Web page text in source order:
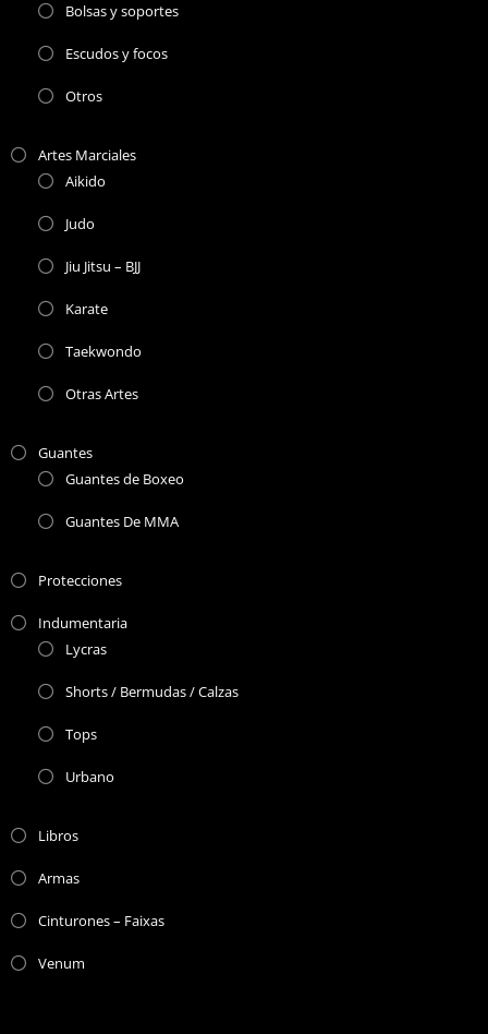
Bolsas y soportes
Escudos y focos
Otros
Artes Marciales
Aikido
Judo
Jiu Jitsu – BJJ
Karate
Taekwondo
Otras Artes
Guantes
Guantes de Boxeo
Guantes De MMA
Protecciones
Indumentaria
Lycras
Shorts / Bermudas / Calzas
Tops
Urbano
Libros
Armas
Cinturones – Faixas
Venum